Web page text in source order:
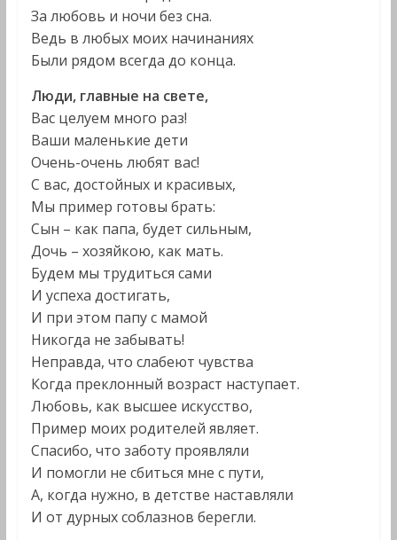
За любовь и ночи без сна.
Ведь в любых моих начинаниях
Были рядом всегда до конца.
Люди, главные на свете,
Вас целуем много раз!
Ваши маленькие дети
Очень-очень любят вас!
С вас, достойных и красивых,
Мы пример готовы брать:
Сын – как папа, будет сильным,
Дочь – хозяйкою, как мать.
Будем мы трудиться сами
И успеха достигать,
И при этом папу с мамой
Никогда не забывать!
Неправда, что слабеют чувства
Когда преклонный возраст наступает.
Любовь, как высшее искусство,
Пример моих родителей являет.
Спасибо, что заботу проявляли
И помогли не сбиться мне с пути,
А, когда нужно, в детстве наставляли
И от дурных соблазнов берегли.